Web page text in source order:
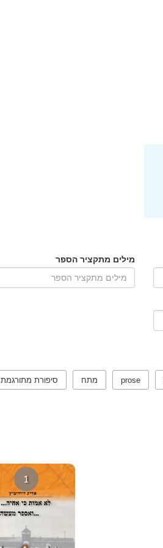
מילים מתקציר הספר
prose מתח סיפורת מתורגמת
1